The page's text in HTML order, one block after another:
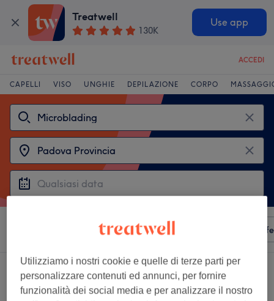
Treatwell
130K
Use app
ACCEDI
CAPELLI VISO UNGHIE DEPILAZIONE CORPO
Qualsiasi prezzo
3 saloni che offrono:microblading a Padova Provincia
Utilizziamo i nostri cookie e quelle di terze parti per
personalizzare contenuti ed annunci, per fornire
funzionalità dei social media e per analizzare il nostro